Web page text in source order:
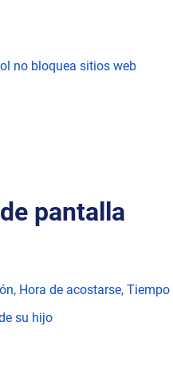
no bloquea sitios web
pantalla
Hora de acostarse,
su hijo